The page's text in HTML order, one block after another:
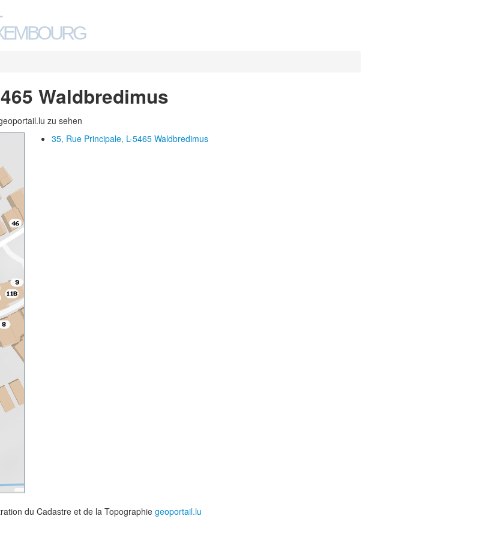
Waldbredimus
zu sehen
35, Rue Principale, L-5465 Waldbredimus
du Cadastre et de la Topographiegeoportail.lu